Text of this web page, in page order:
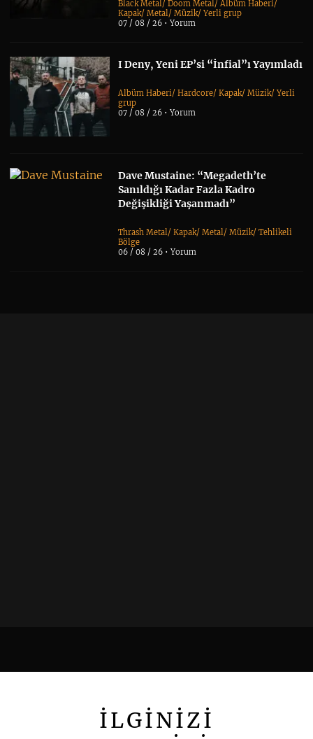
Black Metal /Doom Metal /Albüm Haberi/
Kapak/Metal /Müzik/Yerli grup
07 / 08 / 26 •Yorum
I Deny, Yeni EP’si “İnfial”ı Yayımladı
Albüm Haberi/Hardcore/Kapak/Müzik/Yerli
grup
07 / 08 / 26 •Yorum
Dave Mustaine: “Megadeth’te
Sanıldığı Kadar Fazla Kadro
Değişikliği Yaşanmadı”
Thrash Metal/Kapak/Metal/Müzik/Tehlikeli
Bölge
06 / 08 / 26 •Yorum
İLGİNİZİ